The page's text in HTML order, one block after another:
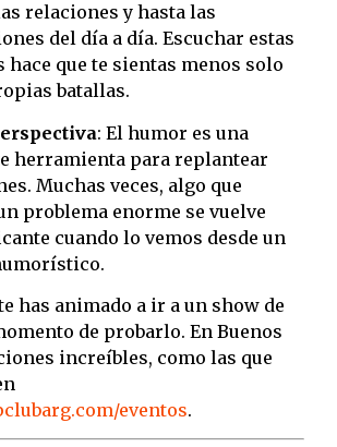
relaciones y hasta las
del día a día. Escuchar estas
que te sientas menos solo
batallas.
: El humor es una
herramienta para replantear
Muchas veces, algo que
problema enorme se vuelve
cuando lo vemos desde un
has animado a ir a un show de
de probarlo. En Buenos
increíbles, como las que
eventos.